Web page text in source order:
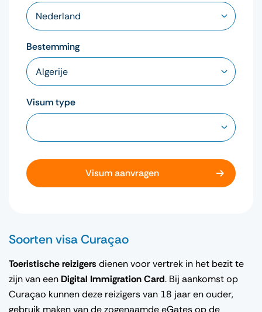
Bestemming
Visum type
Visum aanvragen
Soorten visa Curaçao
Toeristische reizigers dienen voor vertrek in het bezit te
zijn van een Digital Immigration Card. Bij aankomst op
Curaçao kunnen deze reizigers van 18 jaar en ouder,
gebruik maken van de zogenaamde eGates op de